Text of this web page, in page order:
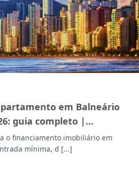
em Balneário
guia completo |
o financiamento imobiliário em
mínima, d [...]